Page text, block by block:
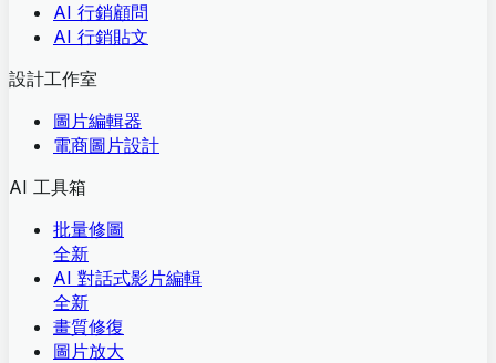
AI 行銷顧問
AI 行銷貼文
設計工作室
圖片編輯器
電商圖片設計
AI 工具箱
批量修圖
全新
AI 對話式影片編輯
全新
畫質修復
圖片放大